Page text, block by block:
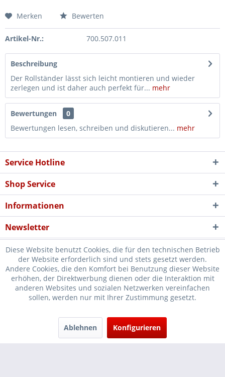
Merken Bewerten
Artikel-Nr.: 700.507.011
Beschreibung
Der Rollständer lässt sich leicht montieren und wieder
zerlegen und ist daher auch perfekt für... mehr
Bewertungen
0
Bewertungen lesen, schreiben und diskutieren... mehr
Service Hotline
Shop Service
Informationen
Newsletter
* Verkauf nur an Unternehmer, Gewerbetreibende, Freiberufler und
öffentliche Institutionen, daher verstehen sich alle Preise zzgl.
nicht anders beschrieben
Diese Website benutzt Cookies, die für den technischen Betrieb
der Website erforderlich sind und stets gesetzt werden.
Andere Cookies, die den Komfort bei Benutzung dieser Website
erhöhen, der Direktwerbung dienen oder die Interaktion mit
anderen Websites und sozialen Netzwerken vereinfachen
sollen, werden nur mit Ihrer Zustimmung gesetzt.
Ablehnen Konfigurieren